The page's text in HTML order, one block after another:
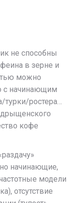
не способны
в зерне и
можно
с начинающим
ростера…
кофе
начинающие,
модели
отсутствие